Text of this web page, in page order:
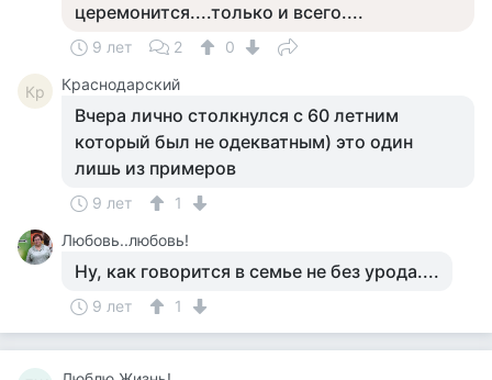
церемонится....только и всего....
9 лет 2 0
Кр Краснодарский
Вчера лично столкнулся с 60 летним
который был не одекватным) это один
лишь из примеров
9 лет
1
Любовь..любовь!
Ну, как говорится в семье не без урода....
9 лет 1